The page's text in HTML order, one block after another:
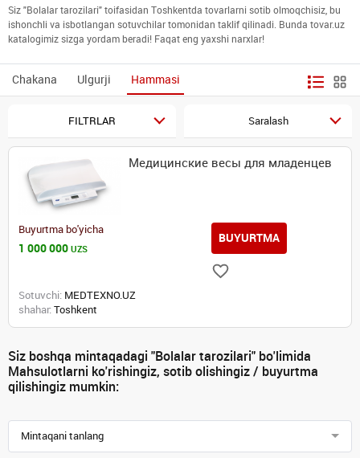
Siz "Bolalar tarozilari" toifasidan Toshkentda tovarlarni sotib olmoqchisiz, bu
ishonchli va isbotlangan sotuvchilar tomonidan taklif qilinadi. Bunda tovar.uz
katalogimiz sizga yordam beradi! Faqat eng yaxshi narxlar!
Chakana Ulgurji Hammasi
FILTRLAR Saralash
Медицинские весы для младенцев
Buyurtma bo'yicha
1 000 000 UZS
BUYURTMA
Sotuvchi: MEDTEXNO.UZ
shahar: Toshkent
Siz boshqa mintaqadagi "Bolalar tarozilari" bo'limida
Mahsulotlarni ko'rishingiz, sotib olishingiz / buyurtma
qilishingiz mumkin:
Mintaqani tanlang